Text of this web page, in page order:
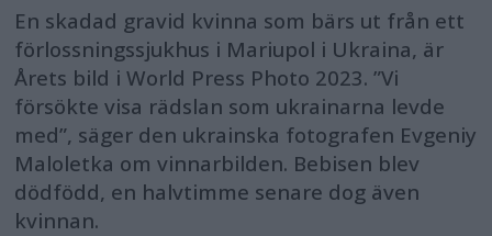
En skadad gravid kvinna som bärs ut från ett
förlossningssjukhus i Mariupol i Ukraina, är
Årets bild i World Press Photo 2023. ”Vi
försökte visa rädslan som ukrainarna levde
med”, säger den ukrainska fotografen Evgeniy
Maloletka om vinnarbilden. Bebisen blev
dödfödd, en halvtimme senare dog även
kvinnan.